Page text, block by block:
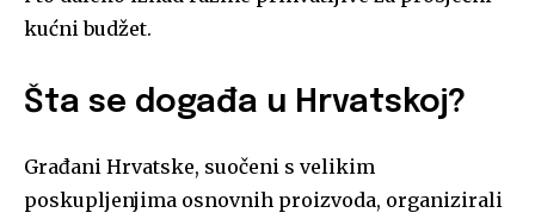
kućni budžet.
Šta se događa u Hrvatskoj?
Građani Hrvatske, suočeni s velikim
poskupljenjima osnovnih proizvoda, organizirali